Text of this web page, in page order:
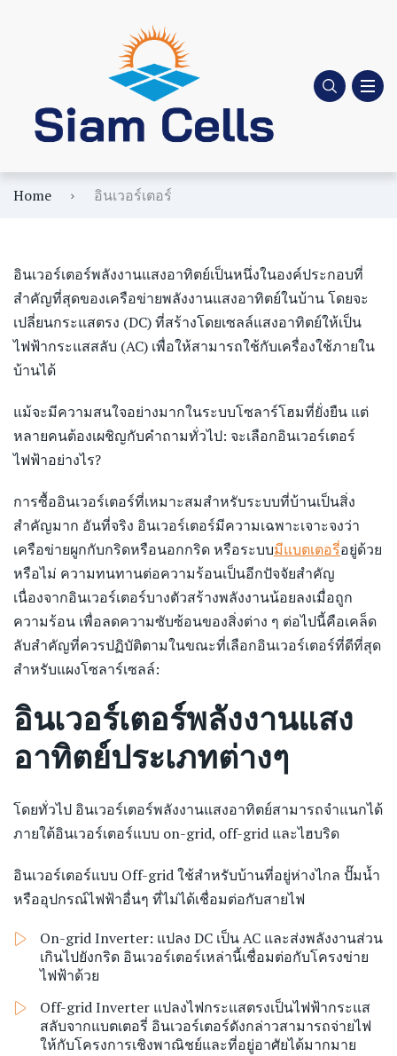
Home อินเวอร์เตอร์
อินเวอร์เตอร์พลังงานแสงอาทิตย์เป็นหนึ่งในองค์ประกอบที่
สำคัญที่สุดของเครือข่ายพลังงานแสงอาทิตย์ในบ้าน โดยจะ
เปลี่ยนกระแสตรง (DC) ที่สร้างโดยเซลล์แสงอาทิตย์ให้เป็น
ไฟฟ้ากระแสสลับ (AC) เพื่อให้สามารถใช้กับเครื่องใช้ภายใน
บ้านได้
แม้จะมีความสนใจอย่างมากในระบบโซลาร์โฮมที่ยั่งยืน แต่
หลายคนต้องเผชิญกับคำถามทั่วไป: จะเลือกอินเวอร์เตอร์
ไฟฟ้าอย่างไร?
การซื้ออินเวอร์เตอร์ที่เหมาะสมสำหรับระบบที่บ้านเป็นสิ่ง
สำคัญมาก อันที่จริง อินเวอร์เตอร์มีความเฉพาะเจาะจงว่า
เครือข่ายผูกกับกริดหรือนอกกริด หรือระบบมีแบตเตอรี่อยู่ด้วย
หรือไม่ ความทนทานต่อความร้อนเป็นอีกปัจจัยสำคัญ
เนื่องจากอินเวอร์เตอร์บางตัวสร้างพลังงานน้อยลงเมื่อถูก
ความร้อน เพื่อลดความซับซ้อนของสิ่งต่าง ๆ ต่อไปนี้คือเคล็ด
ลับสำคัญที่ควรปฏิบัติตามในขณะที่เลือกอินเวอร์เตอร์ที่ดีที่สุด
สำหรับแผงโซลาร์เซลล์:
อินเวอร์เตอร์พลังงานแสง
อาทิตย์ประเภทต่างๆ
โดยทั่วไป อินเวอร์เตอร์พลังงานแสงอาทิตย์สามารถจำแนกได้
ภายใต้อินเวอร์เตอร์แบบ on-grid, off-grid และไฮบริด
อินเวอร์เตอร์แบบ Off-grid ใช้สำหรับบ้านที่อยู่ห่างไกล ปั๊มน้ำ
หรืออุปกรณ์ไฟฟ้าอื่นๆ ที่ไม่ได้เชื่อมต่อกับสายไฟ
On-grid Inverter: แปลง DC เป็น AC และส่งพลังงานส่วน
เกินไปยังกริด อินเวอร์เตอร์เหล่านี้เชื่อมต่อกับโครงข่าย
ไฟฟ้าด้วย
Off-grid Inverter แปลงไฟกระแสตรงเป็นไฟฟ้ากระแส
สลับจากแบตเตอรี่ อินเวอร์เตอร์ดังกล่าวสามารถจ่ายไฟ
ให้กับโครงการเชิงพาณิชย์และที่อยู่อาศัยได้มากมาย